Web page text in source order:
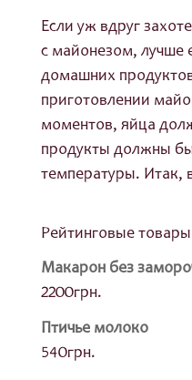
Если уж вдруг
с майонезом, лучше
домашних
приготовлении
моментов, яйца
продукты должны
температуры. Итак,
Рейтинговые товары
Макарон без
2200грн.
Птичье молоко
540грн.